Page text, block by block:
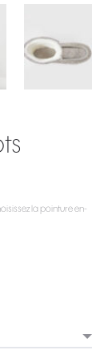
la pointure en-